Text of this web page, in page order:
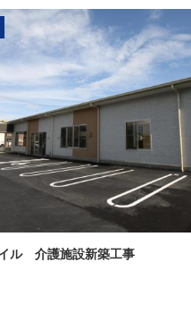
ル 介護施設新築工事